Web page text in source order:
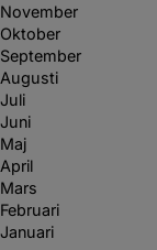
November
Oktober
September
Augusti
Juli
Juni
Maj
April
Mars
Februari
Januari